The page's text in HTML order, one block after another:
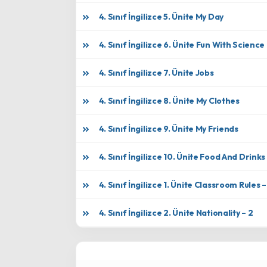
4. Sınıf İngilizce 5. Ünite My Day
4. Sınıf İngilizce 6. Ünite Fun With Science
4. Sınıf İngilizce 7. Ünite Jobs
4. Sınıf İngilizce 8. Ünite My Clothes
4. Sınıf İngilizce 9. Ünite My Friends
4. Sınıf İngilizce 10. Ünite Food And Drinks
4. Sınıf İngilizce 1. Ünite Classroom Rules
4. Sınıf İngilizce 2. Ünite Nationality – 2